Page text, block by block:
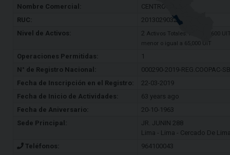
Nombre Comercial:
CENTROCOOP
RUC:
20130290320
Nivel de Activos:
2 Activos Totales: Mayor a 600
menor o igual a 65,000 UIT
Operaciones Permitidas:
1
N° de Registro Nacional:
000290-2019-REG.COOPAC-
Fecha de Inscripción en el Registro:
22-03-2019
Fecha de Inicio de Actividades:
63 years ago
Fecha de Aniversario:
20-10-1963
Sede Principal:
JR. JUNIN 288
Lima - Lima - Cercado De
Teléfonos:
964100043